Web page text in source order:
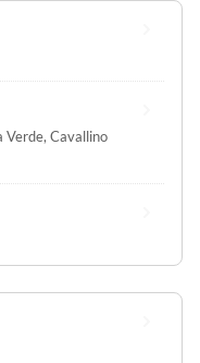
Verde, Cavallino